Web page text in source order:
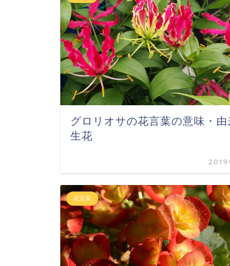
グロリオサの花言葉の意味・由
生花
2019
花言葉